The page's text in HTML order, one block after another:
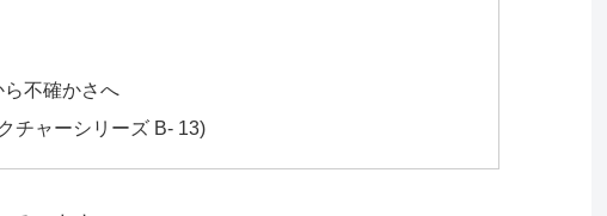
不確かさへ
チャーシリーズ B- 13)